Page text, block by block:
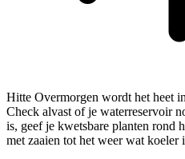
Hitte Overmorgen wordt het heet
Check alvast of je waterreservoir
is, geef je kwetsbare planten rond
met zaaien tot het weer wat koeler